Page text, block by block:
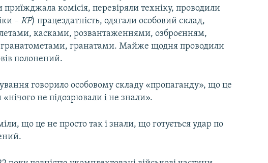
приїжджала комісія, перевіряли техніку, проводили
–КР) працездатність, одягали особовий склад,
касками, розвантаженнями, озброєнням,
гранатами. Майже щодня проводили
полонений.
говорило особовому складу «пропаганду», що це
не підозрювали і не знали».
що це не просто так і знали, що готується удар по